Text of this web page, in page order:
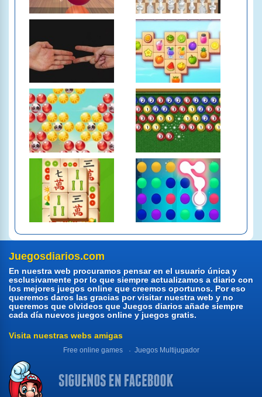
Juegosdiarios.com
En nuestra web procuramos pensar en el usuario única y
esclusivamente por lo que siempre actualizamos a diario con
los mejores juegos online que creemos oportunos. Por eso
queremos daros las gracias por visitar nuestra web y no
queremos que olvideos que Juegos diarios añade siempre
cada día nuevos juegos online y juegos gratis.
Visita nuestras webs amigas
Free online games Juegos Multijugador